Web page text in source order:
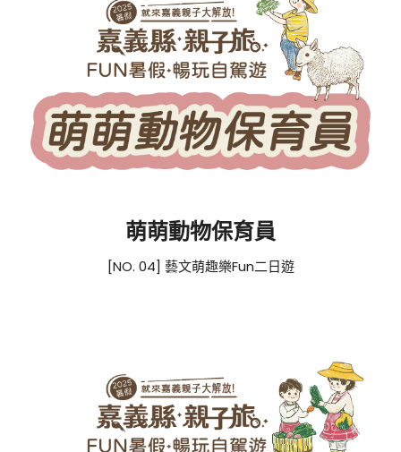
萌萌動物保育員
[NO. 04] 藝文萌趣樂Fun二日遊